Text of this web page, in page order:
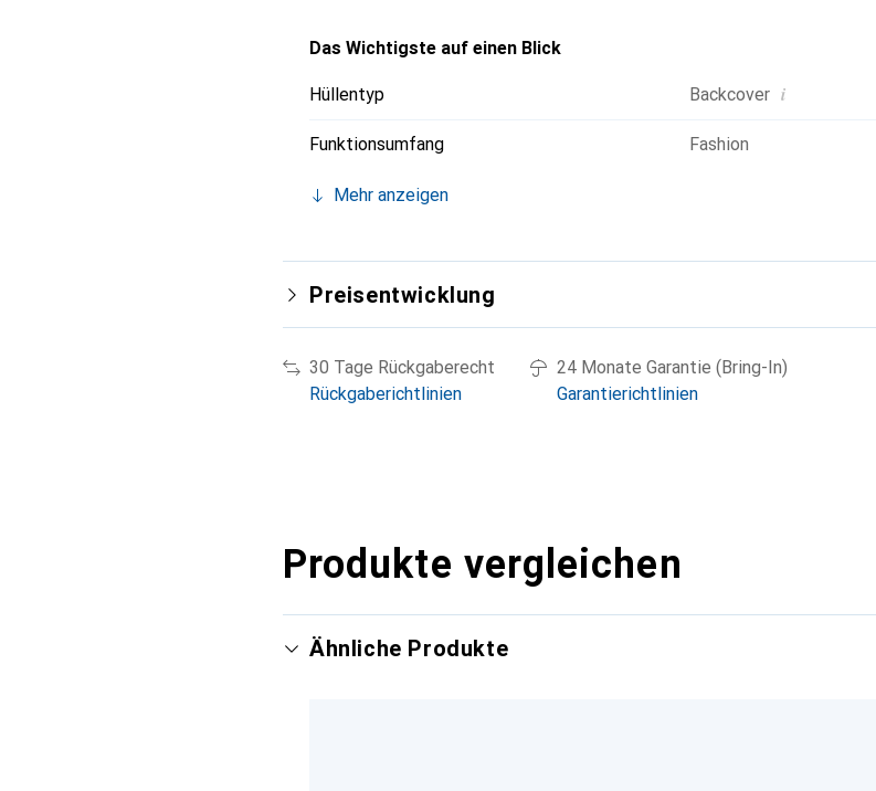
Das Wichtigste auf einen Blick
Hüllentyp Backcover i
Funktionsumfang Fashion
Mehr anzeigen
Preisentwicklung
30 Tage Rückgaberecht
Rückgaberichtlinien
24 Monate Garantie (Bring-In)
Garantierichtlinien
Produkte vergleichen
Ähnliche Produkte